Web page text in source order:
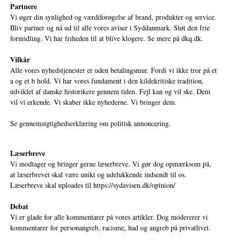
Partnere
Vi øger din synlighed og værdiforøgelse af brand, produkter og service.
Bliv partner og nå ud til alle vores aviser i Syddanmark. Støt den frie
formidling. Vi har friheden til at blive klogere. Se mere på dkq.dk.
Vilkår
Alle vores nyhedstjenester er uden betalingsmur. Fordi vi ikke tror på et
a og et b hold. Vi har vores fundament i den kildekritiske tradition,
udviklet af danske historikere gennem tiden. Fejl kan og vil ske. Dem
vil vi erkende. Vi skaber ikke nyhederne. Vi bringer dem.
Se gennemsigtighedserklæring om politisk annoncering.
Læserbreve
Vi modtager og bringer gerne læserbreve. Vi gør dog opmærksom på,
at læserbrevet skal være unikt og udelukkende indsendt til os.
Læserbreve skal uploades til https://sydavisen.dk/opinion/
Debat
Vi er glade for alle kommentarer på vores artikler. Dog modererer vi
kommentarer for personangreb, racisme, had og angreb på privatlivet.